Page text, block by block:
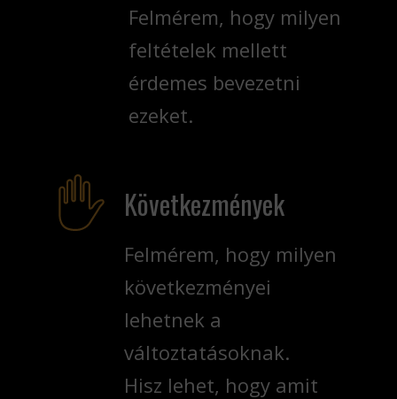
Felmérem, hogy milyen
feltételek mellett
érdemes bevezetni
ezeket.
Következmények
Felmérem, hogy milyen
következményei
lehetnek a
változtatásoknak.
Hisz lehet, hogy amit